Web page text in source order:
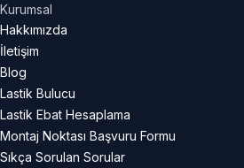
Kurumsal
Hakkımızda
İletişim
Blog
Lastik Bulucu
Lastik Ebat Hesaplama
Montaj Noktası Başvuru Formu
Sıkça Sorulan Sorular